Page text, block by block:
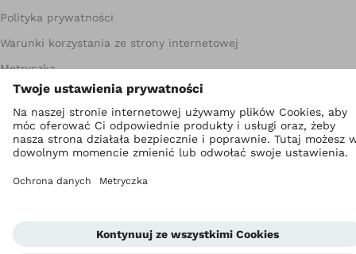
Polityka prywatności
Warunki korzystania ze strony internetowej
Metryczka
Compliance
Jednostka informowania o nieprawidłowościach
Global Website
Standardy ochrony małoletnich
Newsletter